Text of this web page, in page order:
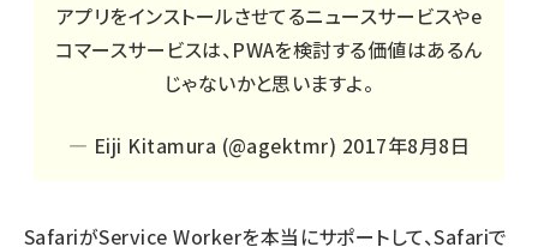
アプリをインストールさせてるニュースサービスやe
コマースサービスは、PWAを検討する価値はあるん
じゃないかと思いますよ。
— Eiji Kitamura (@agektmr) 2017年8月8日
SafariがService Workerを本当にサポートして、Safariで